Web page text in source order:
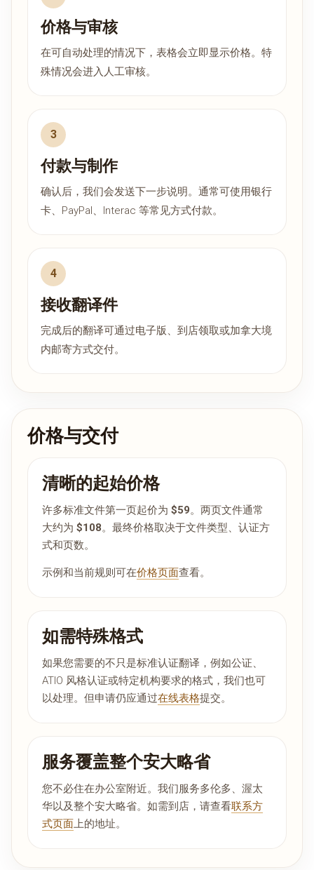
价格与审核
在可自动处理的情况下，表格会立即显示价格。特
殊情况会进入人工审核。
付款与制作
确认后，我们会发送下一步说明。通常可使用银行
卡、PayPal、Interac 等常见方式付款。
接收翻译件
完成后的翻译可通过电子版、到店领取或加拿大境
内邮寄方式交付。
价格与交付
清晰的起始价格
许多标准文件第一页起价为 $59。两页文件通常
大约为 $108。最终价格取决于文件类型、认证方
式和页数。
示例和当前规则可在价格页面查看。
如需特殊格式
如果您需要的不只是标准认证翻译，例如公证、
ATIO 风格认证或特定机构要求的格式，我们也可
以处理。但申请仍应通过在线表格提交。
服务覆盖整个安大略省
您不必住在办公室附近。我们服务多伦多、渥太
华以及整个安大略省。如需到店，请查看联系方
式页面上的地址。